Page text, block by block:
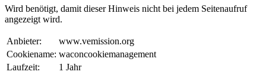
Wird benötigt, damit dieser Hinweis nicht bei jedem Seitenaufruf
angezeigt wird.
Anbieter:
www.vemission.org
Cookiename: waconcookiemanagement
Laufzeit:
1 Jahr